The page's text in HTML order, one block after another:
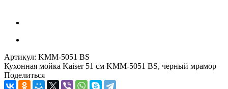
Артикул: KMM-5051 BS
Кухонная мойка Kaiser 51 см KMM-5051 BS, черный мрамор
Поделиться